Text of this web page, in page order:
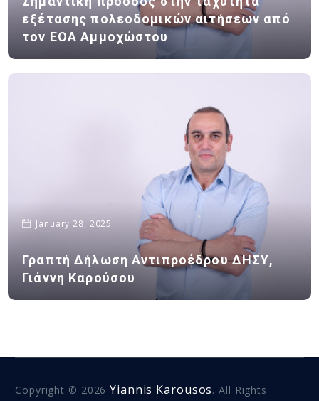
εξέτασης πολεοδομικών αιτήσεων από
τον ΕΟΑ Αμμοχώστου
January 28, 2025
Γραπτή Δήλωση Αντιπροέδρου ΔΗΣΥ,
Γιάννη Καρούσου
Copyright © 2026Yiannis Karousos. All Rights